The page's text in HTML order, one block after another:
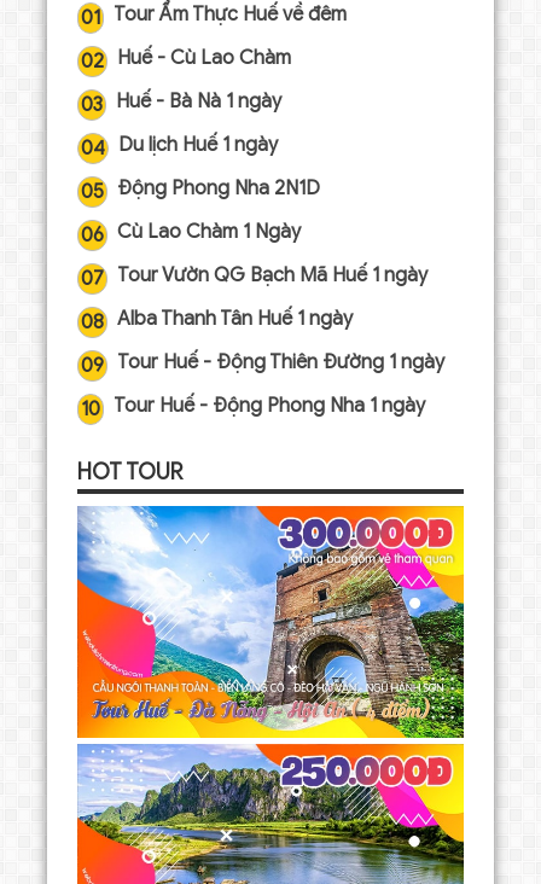
01 Tour Ẩm Thực Huế về đêm
02
Huế - Cù Lao Chàm
03
Huế - Bà Nà 1 ngày
04
Du lịch Huế 1 ngày
05 Động Phong Nha 2N1D
06 Cù Lao Chàm 1 Ngày
07 Tour Vườn QG Bạch Mã Huế 1 ngày
08 Alba Thanh Tân Huế 1 ngày
09 Tour Huế - Động Thiên Đường 1 ngày
10 Tour Huế - Động Phong Nha 1 ngày
HOT TOUR